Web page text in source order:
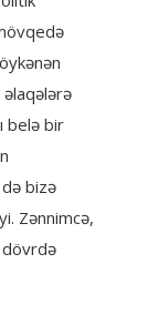
belə bir
bizə
Zənnimcə,
dövrdə